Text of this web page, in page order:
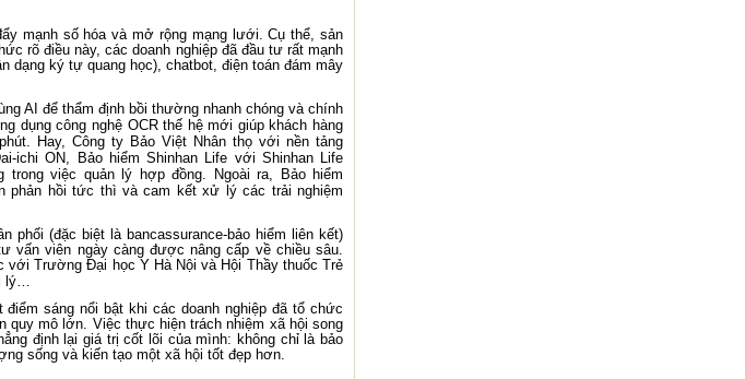
mạnh số hóa và mở rộng mạng lưới. Cụ thể, sản
rõ điều này, các doanh nghiệp đã đầu tư rất mạnh
dạng ký tự quang học), chatbot, điện toán đám mây
AI để thẩm định bồi thường nhanh chóng và chính
dụng công nghệ OCR thế hệ mới giúp khách hàng
Hay, Công ty Bảo Việt Nhân thọ với nền tảng
ichi ON, Bảo hiểm Shinhan Life với Shinhan Life
trong việc quản lý hợp đồng. Ngoài ra, Bảo hiểm
phản hồi tức thì và cam kết xử lý các trải nghiệm
phối (đặc biệt là bancassurance-bảo hiểm liên kết)
vấn viên ngày càng được nâng cấp về chiều sâu.
với Trường Đại học Y Hà Nội và Hội Thầy thuốc Trẻ
lý…
sáng nổi bật khi các doanh nghiệp đã tổ chức
quy mô lớn. Việc thực hiện trách nhiệm xã hội song
định lại giá trị cốt lõi của mình: không chỉ là bảo
sống và kiến tạo một xã hội tốt đẹp hơn.